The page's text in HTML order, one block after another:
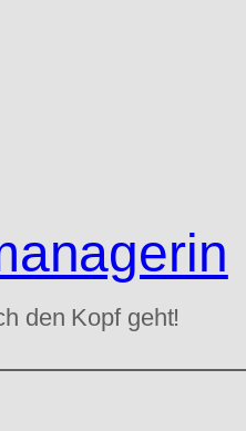
den Kopf geht!